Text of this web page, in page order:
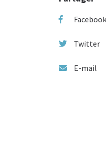
Facebook
Twitter
E-mail